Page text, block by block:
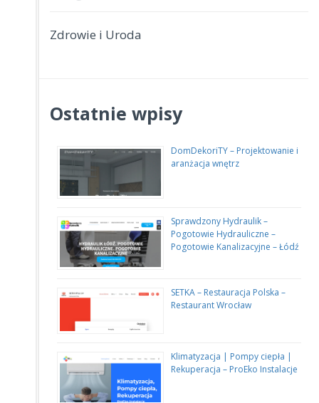
Zdrowie i Uroda
Ostatnie wpisy
DomDekoriTY – Projektowanie i
aranżacja wnętrz
Sprawdzony Hydraulik –
Pogotowie Hydrauliczne –
Pogotowie Kanalizacyjne – Łódź
SETKA – Restauracja Polska –
Restaurant Wrocław
Klimatyzacja | Pompy ciepła |
Rekuperacja – ProEko Instalacje